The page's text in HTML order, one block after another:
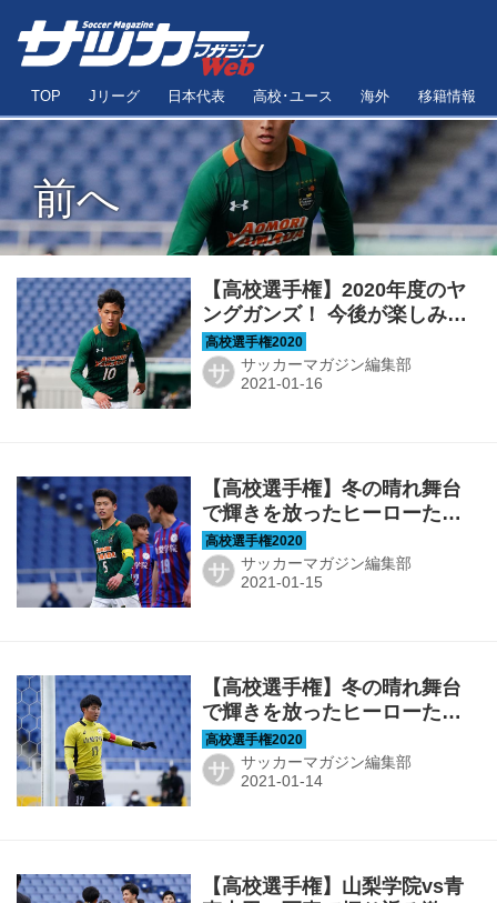
TOP Jリーグ 日本代表 高校･ユース 海外 移籍情報
前へ
【高校選手権】2020年度のヤ
ングガンズ！ 今後が楽しみな
1、2年生
サ サッカーマガジン編集部
【高校選手権】冬の晴れ舞台
で輝きを放ったヒーローたち
［後編］
サ サッカーマガジン編集部
【高校選手権】冬の晴れ舞台
で輝きを放ったヒーローたち
［前編］
サ サッカーマガジン編集部
【高校選手権】山梨学院vs青